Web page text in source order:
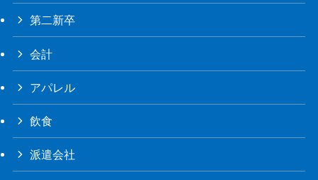
第二新卒
会計
アパレル
飲食
派遣会社